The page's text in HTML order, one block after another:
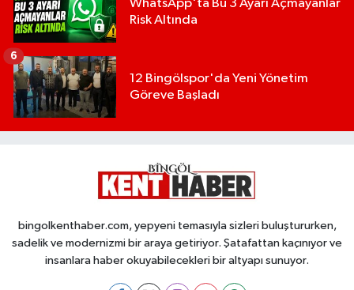
WhatsApp'ta Bu 3 Ayarı Açmayanlar
Risk Altında
12 Bingölspor'da Yeni Yönetim
Göreve Başladı
6
bingolkenthaber.com, yepyeni temasıyla sizleri buluştururken,
sadelik ve modernizmi bir araya getiriyor. Şatafattan kaçınıyor ve
insanlara haber okuyabilecekleri bir altyapı sunuyor.